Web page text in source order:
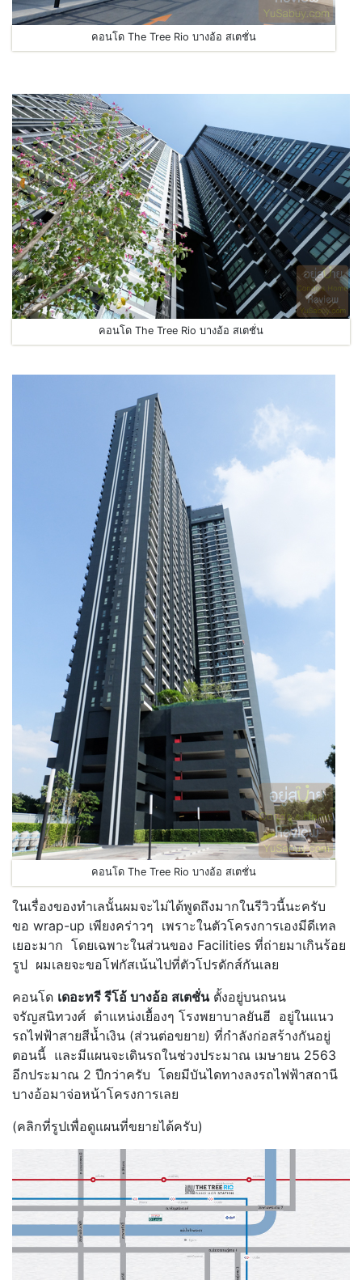
คอนโด The Tree Rio บางอ้อ สเตชั่น
คอนโด The Tree Rio บางอ้อ สเตชั่น
คอนโด The Tree Rio บางอ้อ สเตชั่น
ในเรื่องของทำเลนั้นผมจะไม่ได้พูดถึงมากในรีวิวนี้นะครับ
ขอ wrap-up เพียงคร่าวๆ เพราะในตัวโครงการเองมีดีเทล
เยอะมาก โดยเฉพาะในส่วนของ Facilities ที่ถ่ายมาเกินร้อย
รูป ผมเลยจะขอโฟกัสเน้นไปที่ตัวโปรดักส์กันเลย
คอนโด เดอะทรี รีโอ้ บางอ้อ สเตชั่นตั้งอยู่บนถนน
จรัญสนิทวงศ์ ตำแหน่งเยื้องๆ โรงพยาบาลยันฮี อยู่ในแนว
รถไฟฟ้าสายสีน้ำเงิน (ส่วนต่อขยาย) ที่กำลังก่อสร้างกันอยู่
ตอนนี้ และมีแผนจะเดินรถในช่วงประมาณ เมษายน 2563
อีกประมาณ 2 ปีกว่าครับ โดยมีบันไดทางลงรถไฟฟ้าสถานี
บางอ้อมาจ่อหน้าโครงการเลย
(คลิกที่รูปเพื่อดูแผนที่ขยายได้ครับ)